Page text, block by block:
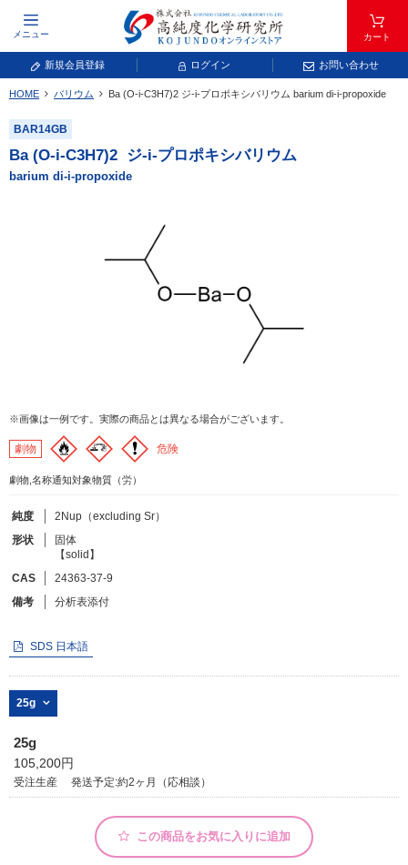
メニュー カート
新規会員登録 ログイン お問い合わせ
元素記号で検索する
元素周期表をタップすると、拡大表示されます。拡大した表から元素記号をタップ
し、一覧へ移動してください。
青色が取り扱い対象元素です。
常温常圧で気体であり、弊社では取り扱いしておりません。
放射性元素または人工元素であり、弊社では取り扱いしておりません。
フリーワードで検索
カタログコードで検索
化学式で検索
和名・英名で検索
CAS番号で検索
カテゴリで検索する
商品分類
化合物
形状詳細
化学教材・オリジナルグッズ
HOME バリウム Ba (O-i-C3H7)2 ジ-i-プロポキシバリウム barium di-i-propoxide
BAR14GB
Ba (O-i-C3H7)2 ジ-i-プロポキシバリウム
barium di-i-propoxide
※画像は一例です。実際の商品とは異なる場合がございます。
劇物 危険
劇物,名称通知対象物質（労）
純度
2Nup（excluding Sr）
形状
固体
【solid】
CAS
24363-37-9
備考
分析表添付
SDS 日本語
25g
25g
105,200円
受注生産 発送予定:約2ヶ月（応相談）
この商品をお気に入りに追加